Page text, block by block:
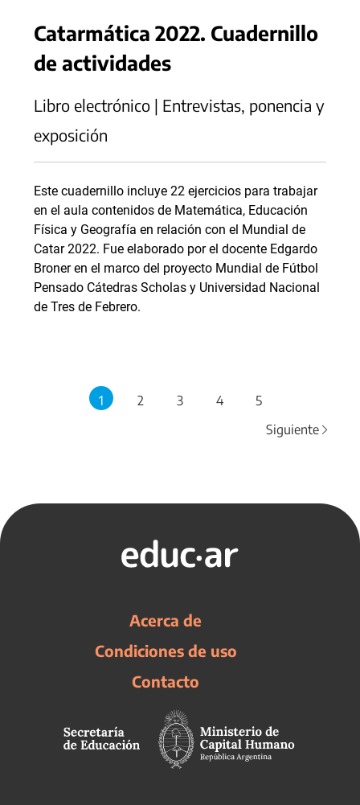
Catarmática 2022. Cuadernillo
de actividades
Libro electrónico | Entrevistas, ponencia y
exposición
Este cuadernillo incluye 22 ejercicios para trabajar
en el aula contenidos de Matemática, Educación
Física y Geografía en relación con el Mundial de
Catar 2022. Fue elaborado por el docente Edgardo
Broner en el marco del proyecto Mundial de Fútbol
Pensado Cátedras Scholas y Universidad Nacional
de Tres de Febrero.
1 2 3 4
5
Siguiente
Acerca de
Condiciones de uso
Contacto